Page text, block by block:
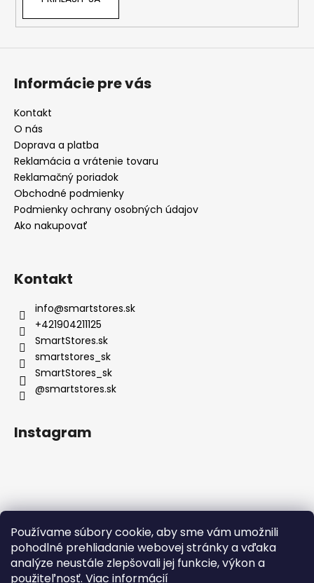
Používame súbory cookie, aby sme vám umožnili
pohodlné prehliadanie webovej stránky a vďaka
analýze neustále zlepšovali jej funkcie, výkon a
použiteľnosť. Viac informácií
Informácie pre vás
Kontakt
O nás
Doprava a platba
Reklamácia a vrátenie tovaru
Reklamačný poriadok
Obchodné podmienky
Podmienky ochrany osobných údajov
Ako nakupovať
Kontakt
info@smartstores.sk
+421904211125
SmartStores.sk
smartstores_sk
SmartStores_sk
@smartstores.sk
Instagram
Sledovať na Instagrame